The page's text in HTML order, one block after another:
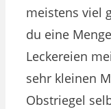
meistens viel
du eine
Leckereien
sehr kleinen
Obstriegel